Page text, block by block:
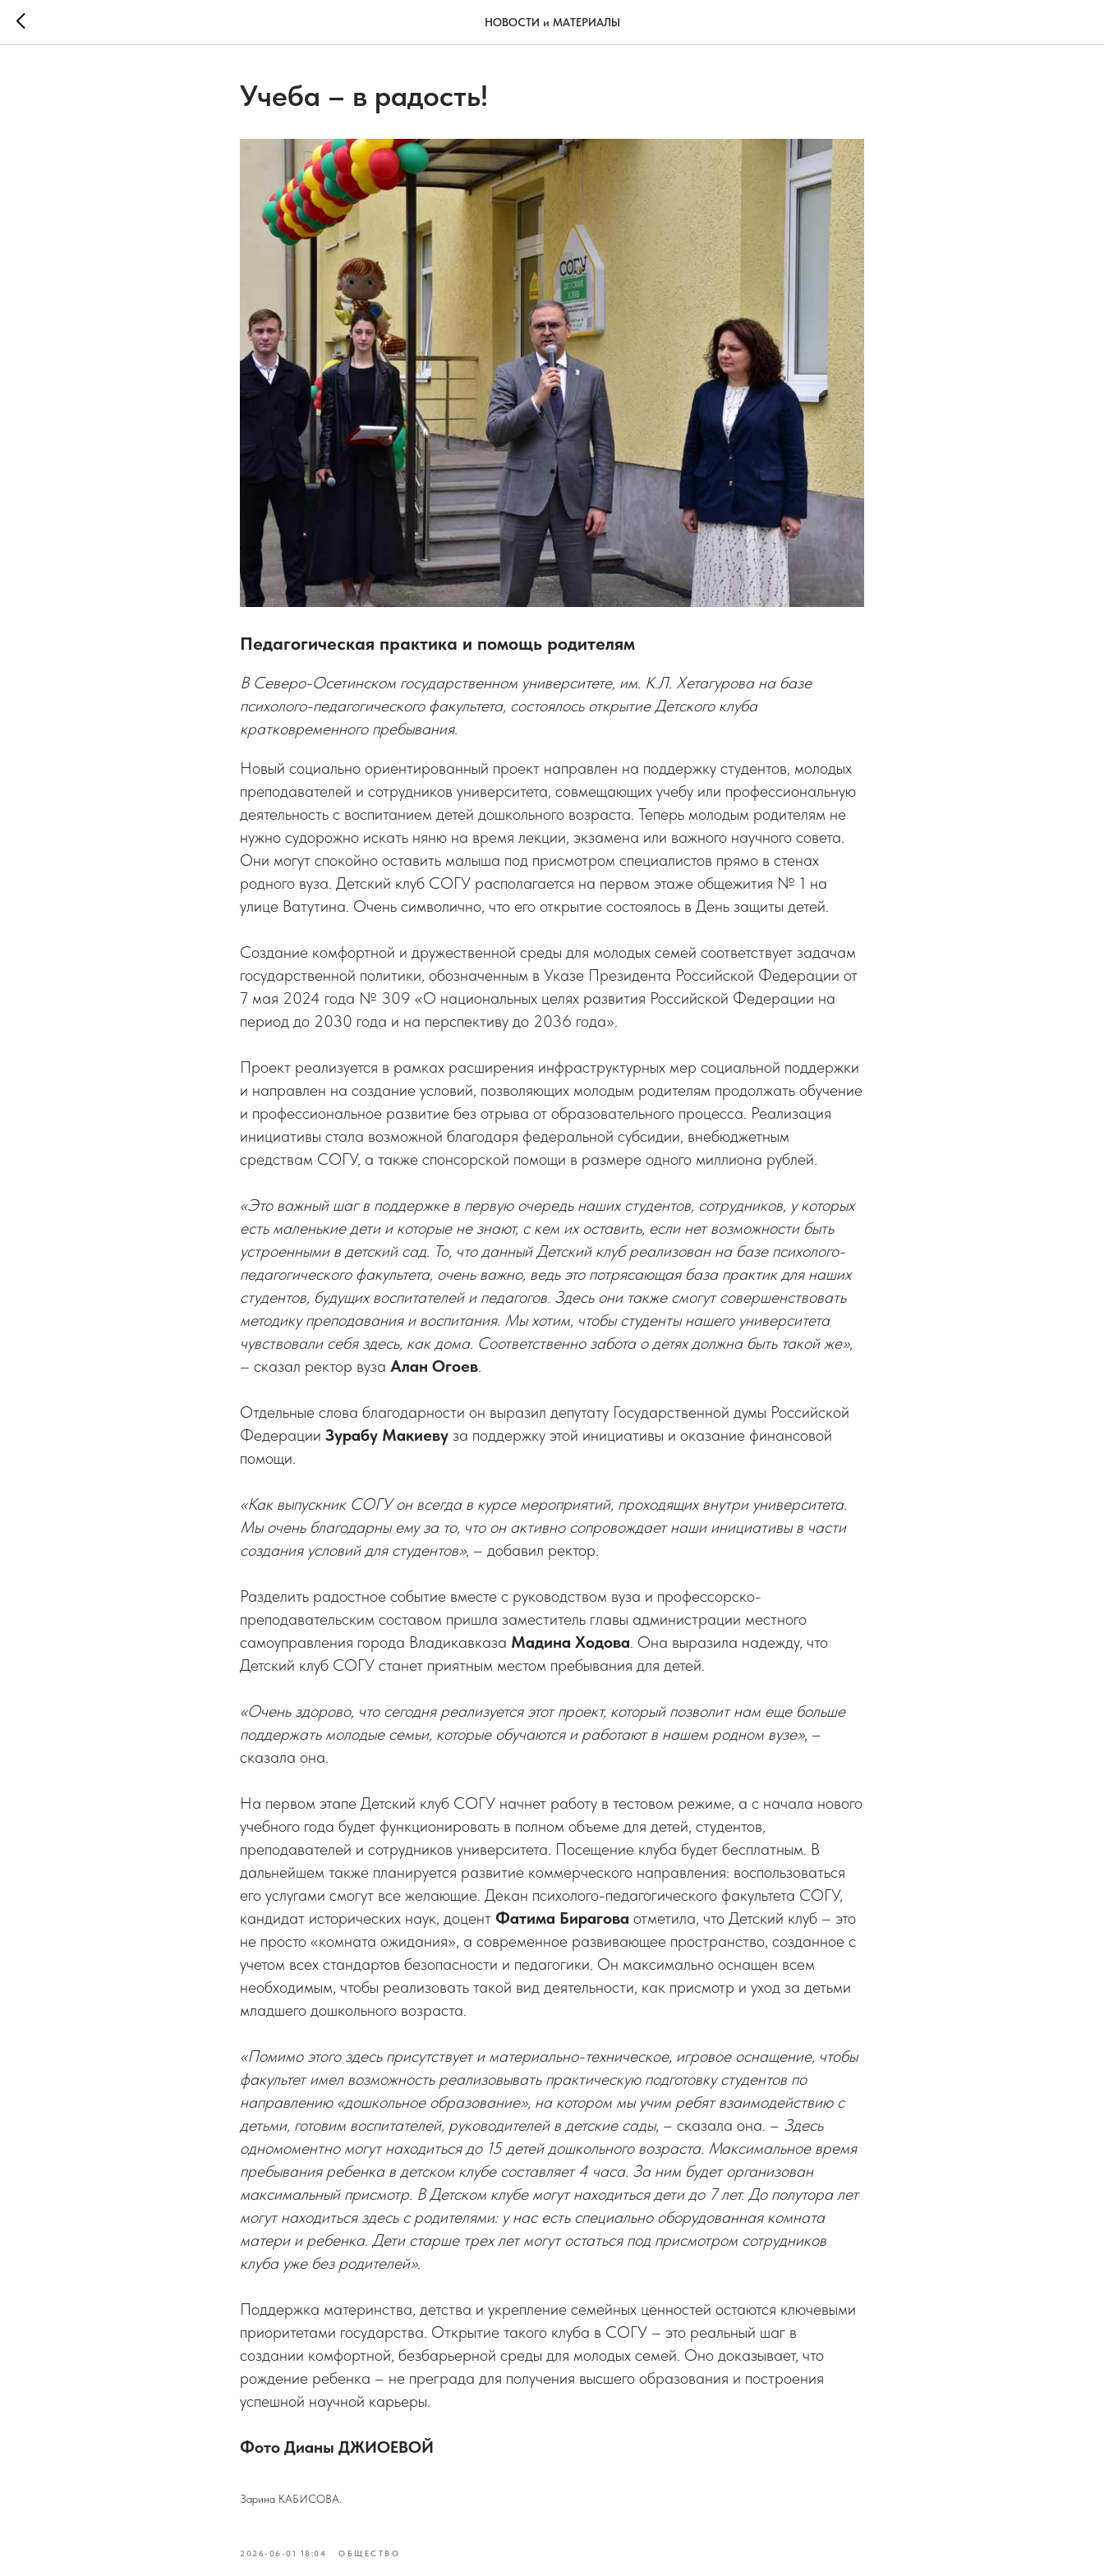
НОВОСТИ и МАТЕРИАЛЫ
Учеба – в радость!
Педагогическая практика и помощь родителям
В Северо-Осетинском государственном университете, им. К.Л. Хетагурова на базе
психолого-педагогического факультета, состоялось открытие Детского клуба
кратковременного пребывания.
Новый социально ориентированный проект направлен на поддержку студентов, молодых
преподавателей и сотрудников университета, совмещающих учебу или профессиональную
деятельность с воспитанием детей дошкольного возраста. Теперь молодым родителям не
нужно судорожно искать няню на время лекции, экзамена или важного научного совета.
Они могут спокойно оставить малыша под присмотром специалистов прямо в стенах
родного вуза. Детский клуб СОГУ располагается на первом этаже общежития № 1 на
улице Ватутина. Очень символично, что его открытие состоялось в День защиты детей.
Создание комфортной и дружественной среды для молодых семей соответствует задачам
государственной политики, обозначенным в Указе Президента Российской Федерации от
7 мая 2024 года № 309 «О национальных целях развития Российской Федерации на
период до 2030 года и на перспективу до 2036 года».
Проект реализуется в рамках расширения инфраструктурных мер социальной поддержки
и направлен на создание условий, позволяющих молодым родителям продолжать обучение
и профессиональное развитие без отрыва от образовательного процесса. Реализация
инициативы стала возможной благодаря федеральной субсидии, внебюджетным
средствам СОГУ, а также спонсорской помощи в размере одного миллиона рублей.
«Это важный шаг в поддержке в первую очередь наших студентов, сотрудников, у которых
есть маленькие дети и которые не знают, с кем их оставить, если нет возможности быть
устроенными в детский сад. То, что данный Детский клуб реализован на базе психолого-
педагогического факультета, очень важно, ведь это потрясающая база практик для наших
студентов, будущих воспитателей и педагогов. Здесь они также смогут совершенствовать
методику преподавания и воспитания. Мы хотим, чтобы студенты нашего университета
чувствовали себя здесь, как дома. Соответственно забота о детях должна быть такой же»,
– сказал ректор вуза Алан Огоев.
Отдельные слова благодарности он выразил депутату Государственной думы Российской
Федерации Зурабу Макиеву за поддержку этой инициативы и оказание финансовой
помощи.
«Как выпускник СОГУ он всегда в курсе мероприятий, проходящих внутри университета.
Мы очень благодарны ему за то, что он активно сопровождает наши инициативы в части
создания условий для студентов», – добавил ректор.
Разделить радостное событие вместе с руководством вуза и профессорско-
преподавательским составом пришла заместитель главы администрации местного
самоуправления города Владикавказа Мадина Ходова. Она выразила надежду, что
Детский клуб СОГУ станет приятным местом пребывания для детей.
«Очень здорово, что сегодня реализуется этот проект, который позволит нам еще больше
поддержать молодые семьи, которые обучаются и работают в нашем родном вузе», –
сказала она.
На первом этапе Детский клуб СОГУ начнет работу в тестовом режиме, а с начала нового
учебного года будет функционировать в полном объеме для детей, студентов,
преподавателей и сотрудников университета. Посещение клуба будет бесплатным. В
дальнейшем также планируется развитие коммерческого направления: воспользоваться
его услугами смогут все желающие. Декан психолого-педагогического факультета СОГУ,
кандидат исторических наук, доцент Фатима Бирагова отметила, что Детский клуб – это
не просто «комната ожидания», а современное развивающее пространство, созданное с
учетом всех стандартов безопасности и педагогики. Он максимально оснащен всем
необходимым, чтобы реализовать такой вид деятельности, как присмотр и уход за детьми
младшего дошкольного возраста.
«Помимо этого здесь присутствует и материально-техническое, игровое оснащение, чтобы
факультет имел возможность реализовывать практическую подготовку студентов по
направлению «дошкольное образование», на котором мы учим ребят взаимодействию с
детьми, готовим воспитателей, руководителей в детские сады, – сказала она. – Здесь
одномоментно могут находиться до 15 детей дошкольного возраста. Максимальное время
пребывания ребенка в детском клубе составляет 4 часа. За ним будет организован
максимальный присмотр. В Детском клубе могут находиться дети до 7 лет. До полутора лет
могут находиться здесь с родителями: у нас есть специально оборудованная комната
матери и ребенка. Дети старше трех лет могут остаться под присмотром сотрудников
клуба уже без родителей».
Поддержка материнства, детства и укрепление семейных ценностей остаются ключевыми
приоритетами государства. Открытие такого клуба в СОГУ – это реальный шаг в
создании комфортной, безбарьерной среды для молодых семей. Оно доказывает, что
рождение ребенка – не преграда для получения высшего образования и построения
успешной научной карьеры.
Фото Дианы ДЖИОЕВОЙ
Зарина КАБИСОВА.
2026-06-01 18:04 ОБЩЕСТВО